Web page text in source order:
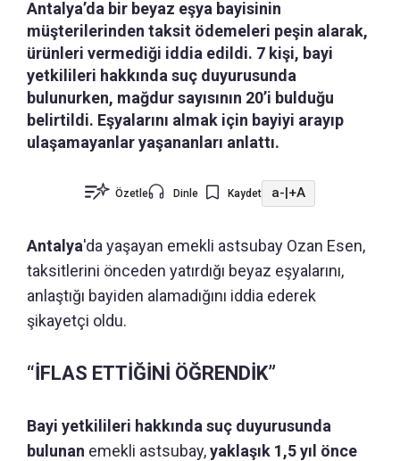
Antalya’da bir beyaz eşya bayisinin
müşterilerinden taksit ödemeleri peşin alarak,
ürünleri vermediği iddia edildi. 7 kişi, bayi
yetkilileri hakkında suç duyurusunda
bulunurken, mağdur sayısının 20’i bulduğu
belirtildi. Eşyalarını almak için bayiyi arayıp
ulaşamayanlar yaşananları anlattı.
Özetle Dinle Kaydet a-|+A
Antalya'da yaşayan emekli astsubay Ozan Esen,
taksitlerini önceden yatırdığı beyaz eşyalarını,
anlaştığı bayiden alamadığını iddia ederek
şikayetçi oldu.
“İFLAS ETTİĞİNİ ÖĞRENDİK”
Bayi yetkilileri hakkında suç duyurusunda
bulunan emekli astsubay,yaklaşık 1,5 yıl önce